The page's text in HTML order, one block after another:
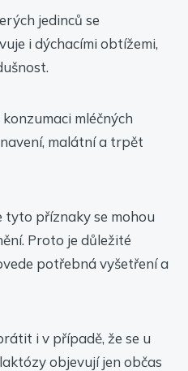
jedinců se
i dýchacími obtížemi,
mléčných
malátní a trpět
tyto příznaky se mohou
Proto je důležité
potřebná vyšetření a
i v případě, že se u
objevují jen občas